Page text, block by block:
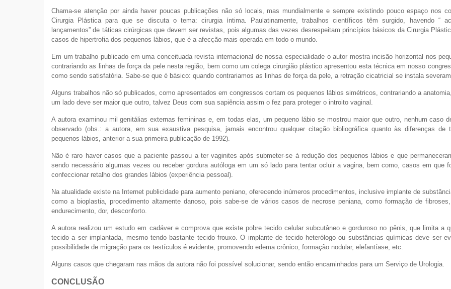
Chama-se atenção por ainda haver poucas publicações não só locais, mas mundialmente e sempre existindo pouco espaço nos
Cirurgia Plástica para que se discuta o tema: cirurgia íntima. Paulatinamente, trabalhos científicos têm surgido, havendo “
lançamentos” de táticas cirúrgicas que devem ser revistas, pois algumas das vezes desrespeitam princípios básicos da Cirurgia
casos de hipertrofia dos pequenos lábios, que é a afecção mais operada em todo o mundo.
Em um trabalho publicado em uma conceituada revista internacional de nossa especialidade o autor mostra incisão horizontal nos
contrariando as linhas de força da pele nesta região, bem como um colega cirurgião plástico apresentou esta técnica em nosso
como sendo satisfatória. Sabe-se que é básico: quando contrariamos as linhas de força da pele, a retração cicatricial se instala
Alguns trabalhos não só publicados, como apresentados em congressos cortam os pequenos lábios simétricos, contrariando a
um lado deve ser maior que outro, talvez Deus com sua sapiência assim o fez para proteger o introito vaginal.
A autora examinou mil genitálias externas femininas e, em todas elas, um pequeno lábio se mostrou maior que outro, nenhum caso
observado (obs.: a autora, em sua exaustiva pesquisa, jamais encontrou qualquer citação bibliográfica quanto às diferenças de
pequenos lábios, anterior a sua primeira publicação de 1992).
Não é raro haver casos que a paciente passou a ter vaginites após submeter-se à redução dos pequenos lábios e que
sendo necessário algumas vezes ou receber gordura autóloga em um só lado para tentar ocluir a vagina, bem como, casos em que
confeccionar retalho dos grandes lábios (experiência pessoal).
Na atualidade existe na Internet publicidade para aumento peniano, oferecendo inúmeros procedimentos, inclusive implante de
como a bioplastia, procedimento altamente danoso, pois sabe-se de vários casos de necrose peniana, como formação de
endurecimento, dor, desconforto.
A autora realizou um estudo em cadáver e comprova que existe pobre tecido celular subcutâneo e gorduroso no pênis, que limita a
tecido a ser implantada, mesmo tendo bastante tecido frouxo. O implante de tecido heterólogo ou substâncias químicas deve ser
possibilidade de migração para os testículos é evidente, promovendo edema crônico, formação nodular, elefantíase, etc.
Alguns casos que chegaram nas mãos da autora não foi possível solucionar, sendo então encaminhados para um Serviço de Urologia.
CONCLUSÃO